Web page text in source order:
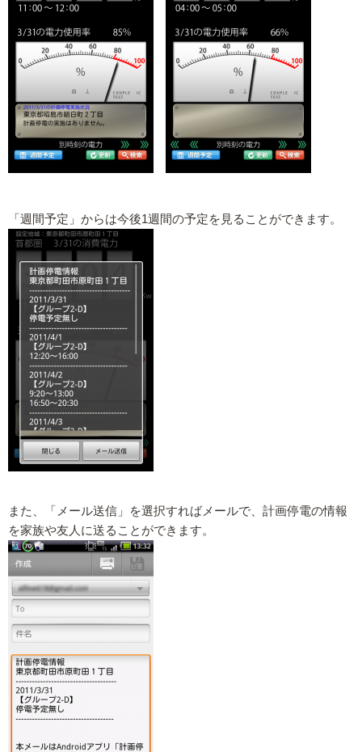
「週間予定」からは今後1週間の予定を見ることができます。
また、「メール送信」を選択すればメールで、計画停電の情報
を家族や友人に送ることができます。